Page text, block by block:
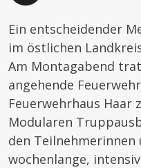
Ein entscheidender
im östlichen
Am Montagabend
angehende
Feuerwehrhaus
Modularen
den
wochenlange,